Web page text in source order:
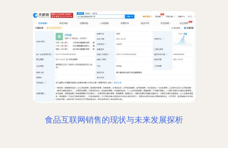
食品互联网销售的现状与未来发展探析